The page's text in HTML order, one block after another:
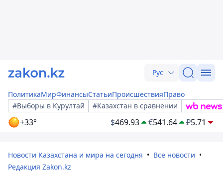
Рус
ПолитикаМирФинансыСтатьиПроисшествияПраво
#Выборы в Курултай
#Казахстан в сравнении
+33° $469.93 €541.64 ₽5.71
Новости Казахстана и мира на сегодня
Все новости
Редакция Zakon.kz